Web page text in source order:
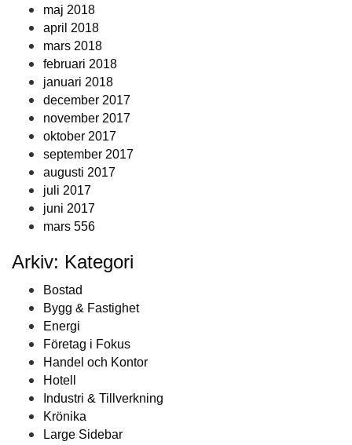
maj 2018
april 2018
mars 2018
februari 2018
januari 2018
december 2017
november 2017
oktober 2017
september 2017
augusti 2017
juli 2017
juni 2017
mars 556
Arkiv: Kategori
Bostad
Bygg & Fastighet
Energi
Företag i Fokus
Handel och Kontor
Hotell
Industri & Tillverkning
Krönika
Large Sidebar